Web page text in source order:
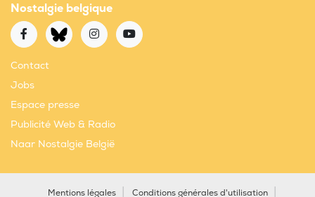
Nostalgie belgique
Contact
Jobs
Espace presse
Publicité Web & Radio
Naar Nostalgie België
Mentions légales Conditions générales d'utilisation